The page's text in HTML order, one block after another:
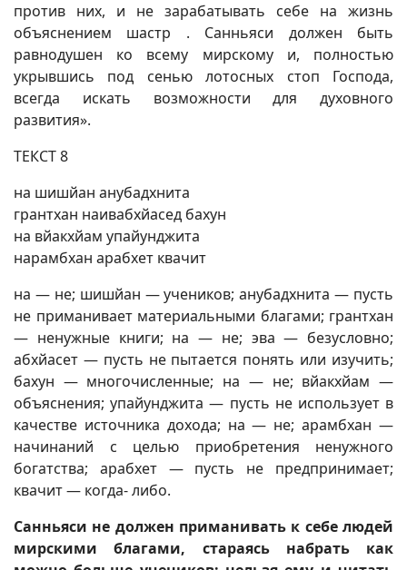
против них, и не зарабатывать себе на жизнь
объяснением шастр . Санньяси должен быть
равнодушен ко всему мирскому и, полностью
укрывшись под сенью лотосных стоп Господа,
всегда искать возможности для духовного
развития».
ТЕКСТ 8
на шишйан анубадхнита
грантхан наивабхйасед бахун
на вйакхйам упайунджита
нарамбхан арабхет квачит
на — не; шишйан — учеников; анубадхнита — пусть
не приманивает материальными благами; грантхан
— ненужные книги; на — не; эва — безусловно;
абхйасет — пусть не пытается понять или изучить;
бахун — многочисленные; на — не; вйакхйам —
объяснения; упайунджита — пусть не использует в
качестве источника дохода; на — не; арамбхан —
начинаний с целью приобретения ненужного
богатства; арабхет — пусть не предпринимает;
квачит — когда- либо.
Санньяси не должен приманивать к себе людей
мирскими благами, стараясь набрать как